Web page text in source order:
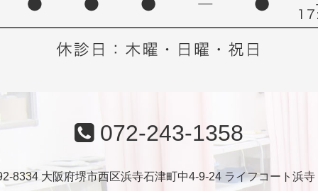
072-243-1358
8334 大阪府堺市西区浜寺石津町中4-9-24 ライフコート浜寺